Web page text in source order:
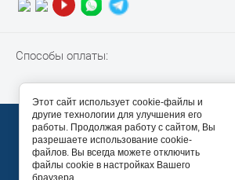
Способы оплаты:
© 2010-2026 “NotebookPiter”
Megagroup.ru
Этот сайт использует cookie-файлы и
другие технологии для улучшения его
работы. Продолжая работу с сайтом, Вы
разрешаете использование cookie-
файлов. Вы всегда можете отключить
файлы cookie в настройках Вашего
браузера.